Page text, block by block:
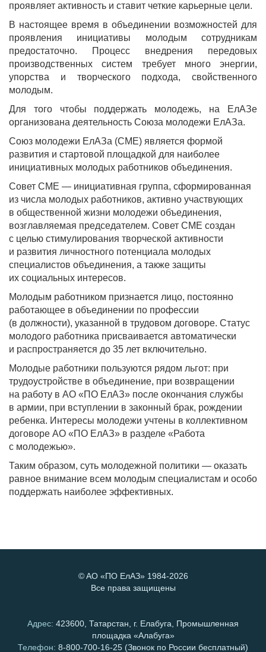
проявляет активность и ставит четкие карьерные цели.
В настоящее время в объединении возможностей для
проявления инициативы молодым сотрудникам
предостаточно. Процесс внедрения передовых
производственных систем требует много энергии,
упорства и творческого подхода, свойственного
молодым.
Для того чтобы поддержать молодежь, на ЕлАЗе
организована деятельность Союза молодежи ЕлАЗа.
Союз молодежи ЕлАЗа (СМЕ) является формой
развития и стартовой площадкой для наиболее
инициативных молодых работников объединения.
Совет СМЕ — инициативная группа, сформированная
из числа молодых работников, активно участвующих
в общественной жизни молодежи объединения,
возглавляемая председателем. Совет СМЕ создан
с целью стимулирования творческой активности
и развития личностного потенциала молодых
специалистов объединения, а также защиты
их социальных интересов.
Молодым работником признается лицо, постоянно
работающее в объединении по профессии
(в должности), указанной в трудовом договоре. Статус
молодого работника присваивается автоматически
и распространяется до 35 лет включительно.
Молодые работники пользуются рядом льгот: при
трудоустройстве в объединение, при возвращении
на работу в АО «ПО ЕлАЗ» после окончания службы
в армии, при вступлении в законный брак, рождении
ребенка. Интересы молодежи учтены в коллективном
договоре АО «ПО ЕлАЗ» в разделе «Работа
с молодежью».
Таким образом, суть молодежной политики — оказать
равное внимание всем молодым специалистам и особо
поддержать наиболее эффективных.
©AO «ПО ЕлАЗ»1984-2026
Все права защищены
Адрес: 423600, Татарстан, г. Елабуга, Промышленная
площадка «Алабуга»
Телефон: 8-800-700-16-25 (Звонок по России бесплатный)